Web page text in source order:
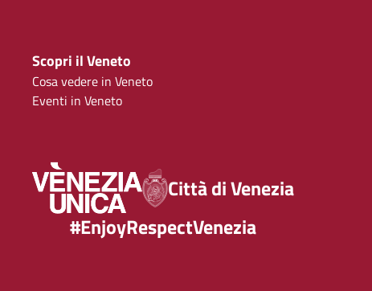
Scopri il Veneto
Cosa vedere in Veneto
Eventi in Veneto
Città di Venezia
#EnjoyRespectVenezia